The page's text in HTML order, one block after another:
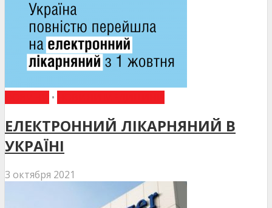
•
ЕЛЕКТРОННИЙ ЛІКАРНЯНИЙ В
УКРАЇНІ
3 октября 2021